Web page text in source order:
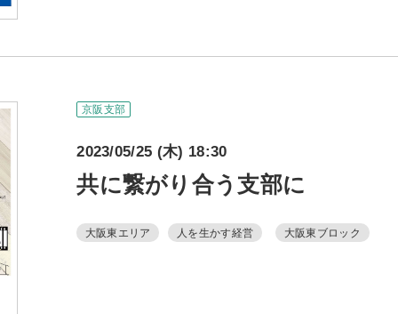
例会案内・活動報
例会案内・活動報
入会案
入会
京阪支部
2023/05/25 (木) 18:30
共に繋がり合う支部に
大阪東エリア 人を生かす経営 大阪東ブロック